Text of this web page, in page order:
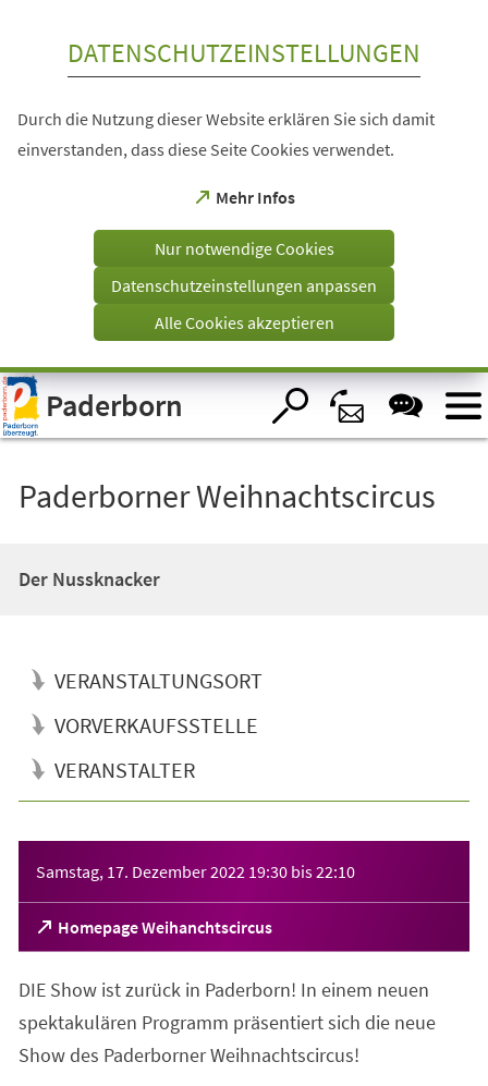
Visuelle
Assistenzsoftware
öffnen.
DATENSCHUTZEINSTELLUNGEN
Durch die Nutzung dieser Website erklären Sie sich damit
einverstanden, dass diese Seite Cookies verwendet.
Mehr Infos
(Öffnet
einem
Tab)
Nur notwendige Cookies
Datenschutzeinstellungen anpassen
Alle Cookies akzeptieren
Paderborn
Paderborner Weihnachtscircus
Der Nussknacker
VERANSTALTUNGSORT
VORVERKAUFSSTELLE
VERANSTALTER
Samstag, 17. Dezember 2022 19:30 bis22:10
Homepage Weihanchtscircus
(Öffnet
in
neuen
Tab)
DIE Show ist zurück in Paderborn! In einem neuen
spektakulären Programm präsentiert sich die neue
Show des Paderborner Weihnachtscircus!